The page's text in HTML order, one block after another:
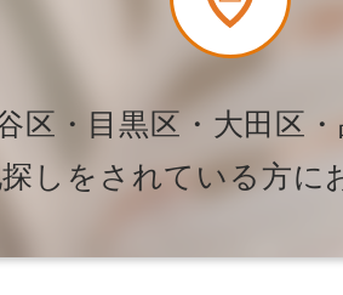
区・目黒区・大田区
しをされている方に